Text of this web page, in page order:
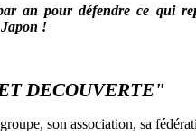
an pour défendre ce qui
!
DECOUVERTE"
son association, sa